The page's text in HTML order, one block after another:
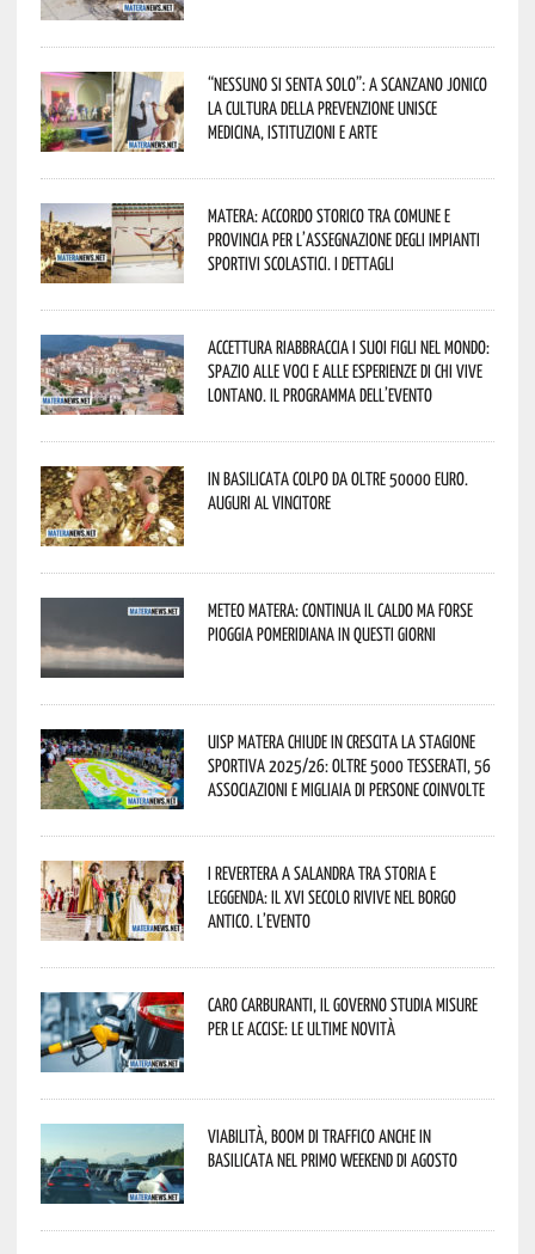
“Nessuno si senta solo”: a Scanzano Jonico
la cultura della prevenzione unisce
medicina, istituzioni e arte
Matera: accordo storico tra Comune e
Provincia per l’assegnazione degli impianti
sportivi scolastici. I dettagli
Accettura riabbraccia i suoi figli nel mondo:
spazio alle voci e alle esperienze di chi vive
lontano. Il programma dell’evento
In Basilicata colpo da oltre 50000 euro.
Auguri al vincitore
Meteo Matera: continua il caldo ma forse
pioggia pomeridiana in questi giorni
Uisp Matera chiude in crescita la stagione
sportiva 2025/26: oltre 5000 tesserati, 56
associazioni e migliaia di persone coinvolte
I Revertera a Salandra tra storia e
leggenda: il XVI secolo rivive nel borgo
antico. L’evento
Caro carburanti, il governo studia misure
per le accise: le ultime novità
Viabilità, boom di traffico anche in
Basilicata nel primo weekend di agosto